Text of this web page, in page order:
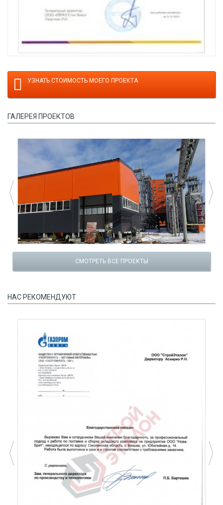
УЗНАТЬ СТОИМОСТЬ МОЕГО ПРОЕКТА
ГАЛЕРЕЯ ПРОЕКТОВ
СМОТРЕТЬ ВСЕ ПРОЕКТЫ
НАС РЕКОМЕНДУЮТ